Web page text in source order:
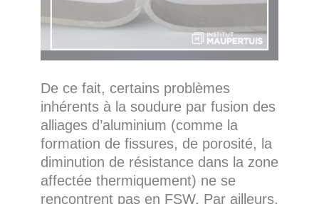
De ce fait, certains problèmes
inhérents à la soudure par fusion des
alliages d’aluminium (comme la
formation de fissures, de porosité, la
diminution de résistance dans la zone
affectée thermiquement) ne se
rencontrent pas en FSW. Par ailleurs,